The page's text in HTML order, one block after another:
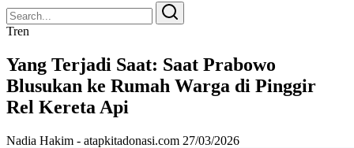
Search
for:
Search
Tren
Yang Terjadi Saat: Saat Prabowo
Blusukan ke Rumah Warga di Pinggir
Rel Kereta Api
Nadia Hakim - atapkitadonasi.com 27/03/2026